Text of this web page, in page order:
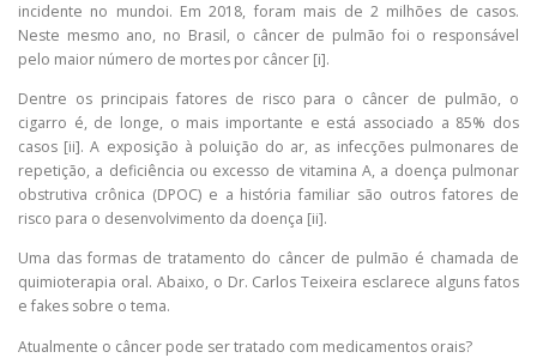
incidente no mundoi. Em 2018, foram mais de 2 milhões de casos.
Neste mesmo ano, no Brasil, o câncer de pulmão foi o responsável
pelo maior número de mortes por câncer [i].
Dentre os principais fatores de risco para o câncer de pulmão, o
cigarro é, de longe, o mais importante e está associado a 85% dos
casos [ii]. A exposição à poluição do ar, as infecções pulmonares de
repetição, a deficiência ou excesso de vitamina A, a doença pulmonar
obstrutiva crônica (DPOC) e a história familiar são outros fatores de
risco para o desenvolvimento da doença [ii].
Uma das formas de tratamento do câncer de pulmão é chamada de
quimioterapia oral. Abaixo, o Dr. Carlos Teixeira esclarece alguns fatos
e fakes sobre o tema.
Atualmente o câncer pode ser tratado com medicamentos orais?